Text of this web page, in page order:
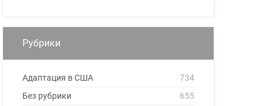
Рубрики
Адаптация в США
734
Без рубрики
655